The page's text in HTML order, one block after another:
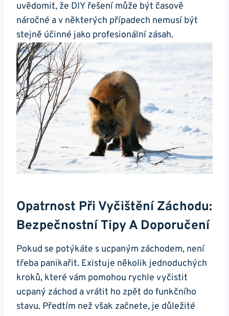
uvědomit, že​ DIY řešení ⁣může být časově
náročné ⁢a ‍v některých případech nemusí být
stejně účinné ‌jako profesionální zásah.
Opatrnost⁤ Při Vyčištění Záchodu:
Bezpečnostní Tipy A Doporučení
Pokud se potýkáte s ucpaným záchodem, není
třeba panikařit. Existuje několik jednoduchých
‍kroků, které vám pomohou rychle ‌vyčistit
ucpaný⁢ záchod a vrátit ho zpět do funkčního
stavu.‍ Předtím než však začnete, je důležité